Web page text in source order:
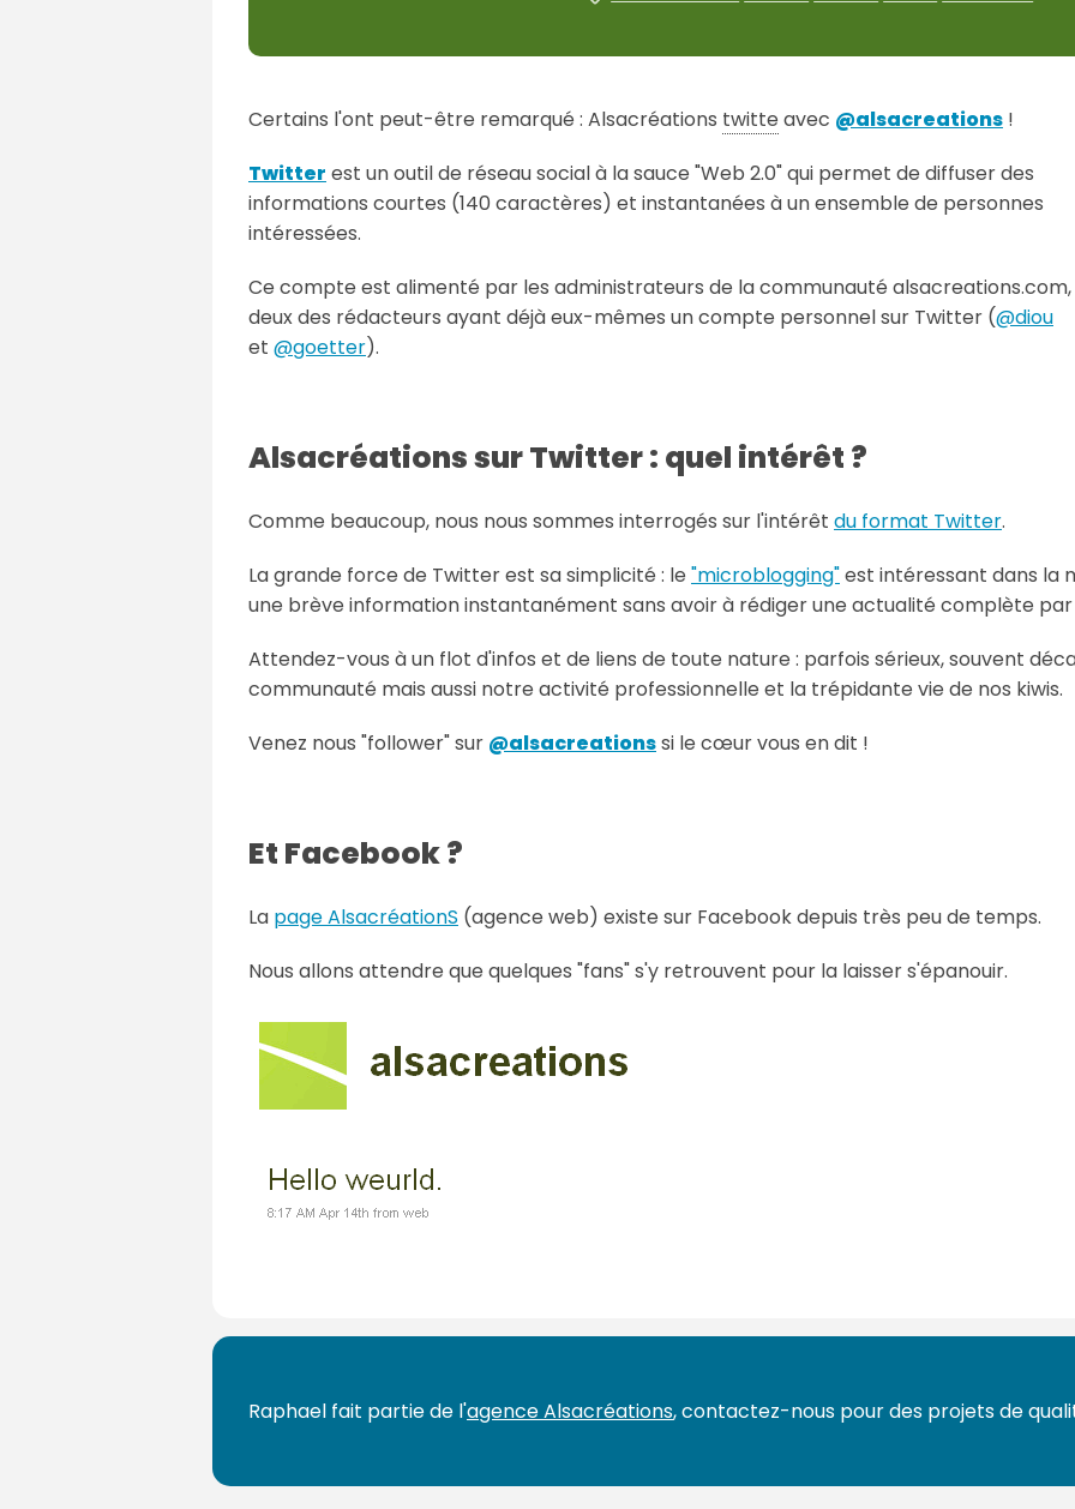
Certains l'ont peut-être remarqué : Alsacréations twitte avec @alsacreations !
Twitter est un outil de réseau social à la sauce "Web 2.0" qui permet de diffuser des
informations courtes (140 caractères) et instantanées à un ensemble de personnes
intéressées.
Ce compte est alimenté par les administrateurs de la communauté alsacreations.com,
deux des rédacteurs ayant déjà eux-mêmes un compte personnel sur Twitter (@diou
et @goetter).
Alsacréations sur Twitter : quel intérêt ?
Comme beaucoup, nous nous sommes interrogés sur l'intérêt du format Twitter.
La grande force de Twitter est sa simplicité : le "microblogging"est intéressant dans la
une brève information instantanément sans avoir à rédiger une actualité complète
Attendez-vous à un flot d'infos et de liens de toute nature : parfois sérieux, souvent
communauté mais aussi notre activité professionnelle et la trépidante vie de nos kiwis.
Venez nous "follower"sur @alsacreationssi le cœur vous en dit !
Et Facebook ?
La page AlsacréationS (agence web) existe sur Facebook depuis très peu de temps.
Nous allons attendre que quelques "fans" s'y retrouvent pour la laisser s'épanouir.
Raphael fait partie de l'agence Alsacréations, contactez-nous pour des projets de